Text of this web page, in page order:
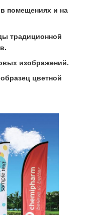
помещениях и на
традиционной
изображений.
цветной